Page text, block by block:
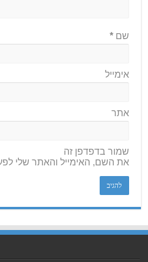
שם*
אימייל
אתר
שמור בדפדפן זה
את השם, האימייל והאתר שלי